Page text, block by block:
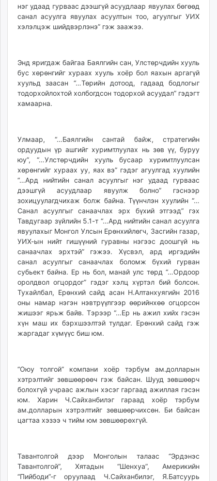
нэг удаад гурваас дээшгүй асуудлаар явуулах бөгөөд
санал асуулга явуулах асуултын тоо, агуулгыг УИХ
хэлэлцэж шийдвэрлэнэ” гэж заажээ.
Энд яригдаж байгаа Баялгийн сан, Улстөрчдийн хууль
бус хөрөнгийг хураах хууль хоёр бол яахын аргагүй
хуульд заасан “…Төрийн дотоод, гадаад бодлогыг
тодорхойлохтой холбогдсон тодорхой асуудал” гэдэгт
хамаарна.
Улмаар, “…Баялгийн сантай байж, стратегийн
ордуудын үр ашгийг хуримтлуулах нь зөв үү, буруу
юу”, “…Улстөрчдийн хууль бусаар хуримтлуулсан
хөрөнгийг хураах уу, яах вэ” гэдэг агуулгад хуулийн
“…Ард нийтийн санал асуулгыг нэг удаад гурваас
дээшгүй асуудлаар явуулж болно” гэснээр
зохицуулагдчихаж болж байна. Түүнчлэн хуулийн “…
Санал асуулгыг санаачлах эрх бүхий этгээд” гэх
Тавдугаар зүйлийн 5.1-т “…Ард нийтийн санал асуулга
явуулахыг Монгол Улсын Ерөнхийлөгч, Засгийн газар,
УИХ-ын нийт гишүүний гуравны нэгээс доошгүй нь
санаачлах эрхтэй” гэжээ. Хүсвэл, ард иргэдийн
санал асуулгыг санаачлах боломж бүхий гурван
субьект байна. Ер нь бол, манай улс төрд “…Ордоор
оролдвол огцордог” гэдэг хэлц хүртэл бий болсон.
Тухайлбал, Ерөнхий сайд асан Н.Алтанхуягийн 2016
оны намар нэгэн нэвтрүүлгээр өөрийнхөө огцорсон
жишээг ярьж байв. Тэрээр “…Ер нь ажил хийх гэсэн
хүн маш их бэрхшээлтэй тулдаг. Ерөнхий сайд гэж
жаргадаг хүмүүс биш юм.
“Оюу толгой” компани хоёр тэрбум ам.долларын
хэтрэлтийг зөвшөөрөөч гэж байсан. Шууд зөвшөөрч
болохгүй учраас ажлын хэсэг гаргаад ажиллая гэсэн
юм. Харин Ч.Сайханбилэг гараад хоёр тэрбум
ам.долларын хэтрэлтийг зөвшөөрчихсөн. Би байсан
цагтаа хэзээ ч тийм юм зөвшөөрөхгүй.
Тавантолгой дээр Монголын талаас “Эрдэнэс
Тавантолгой”, Хятадын “Шенхуа”, Америкийн
“Пийбоди”-г оруулаад Ч.Сайханбилэг, Я.Батсуурь